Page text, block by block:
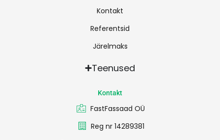
Kontakt
Referentsid
Järelmaks
Teenused
Kontakt
FastFassaad OÜ
Reg nr 14289381